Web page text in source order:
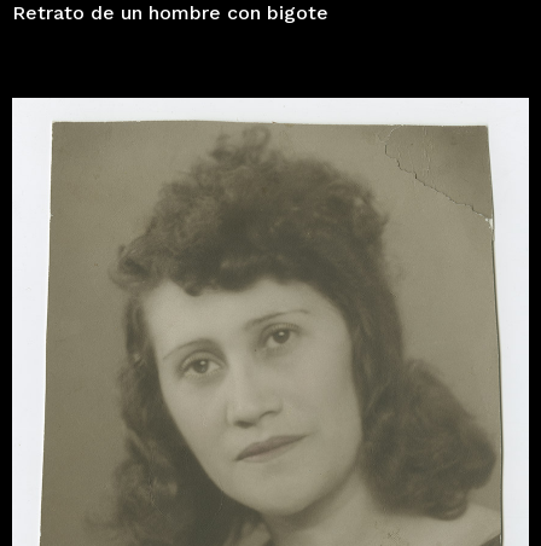
Retrato de un hombre con bigote